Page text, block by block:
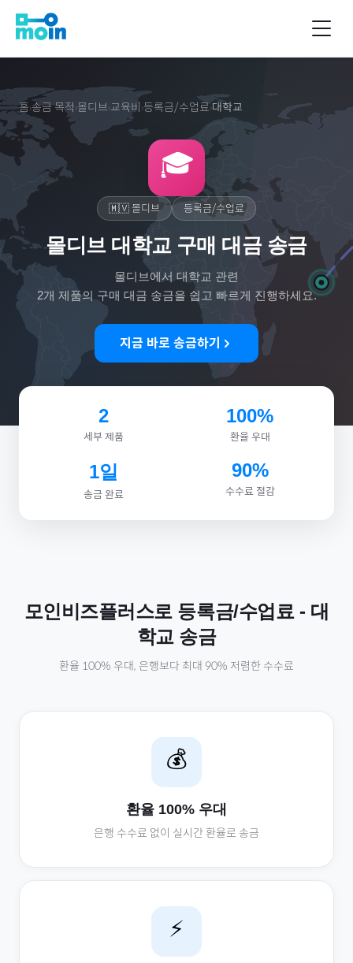
홈›송금 목적 ›몰디브›교육비 ›등록금/수업료›대학교
🎓
🇲🇻몰디브 등록금/수업료
몰디브 대학교 구매 대금 송금
몰디브에서 대학교 관련
2개 제품의 구매 대금 송금을 쉽고 빠르게 진행하세요.
지금 바로 송금하기
2
세부 제품
100%
환율 우대
1일
송금 완료
90%
수수료 절감
모인비즈플러스로 등록금/수업료 - 대
학교 송금
환율 100% 우대, 은행보다 최대 90% 저렴한 수수료
💰
환율 100% 우대
은행 수수료 없이 실시간 환율로 송금
⚡